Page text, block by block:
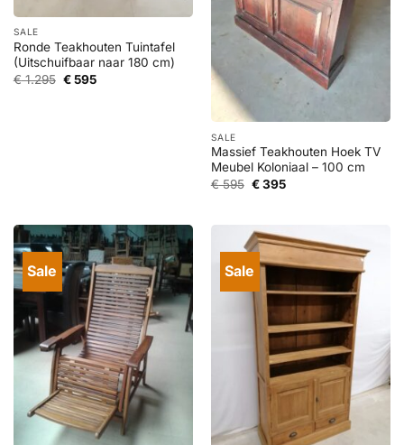
SALE
Ronde Teakhouten Tuintafel
(Uitschuifbaar naar 180 cm)
€1.295 Oorspronkelijke
prijs
€595Huidige
SALE
Massief Teakhouten Hoek TV
Meubel Koloniaal – 100 cm
€595 Oorspronkelijke
€395Huidige
Sale Sale